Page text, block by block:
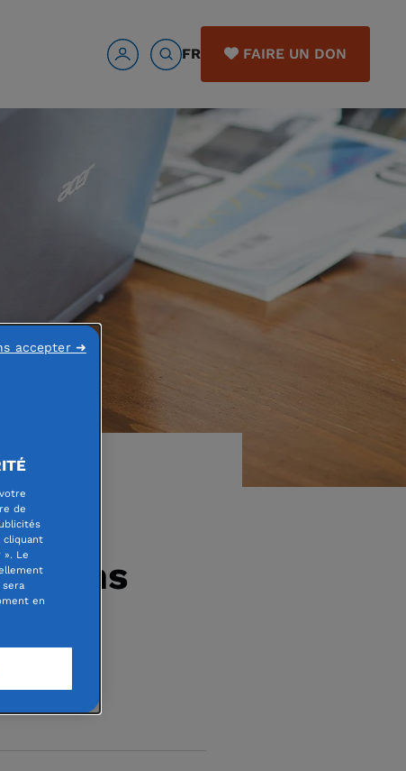
FR FAIRE UN DON
de
cliquant
». Le
en
accepter ➜